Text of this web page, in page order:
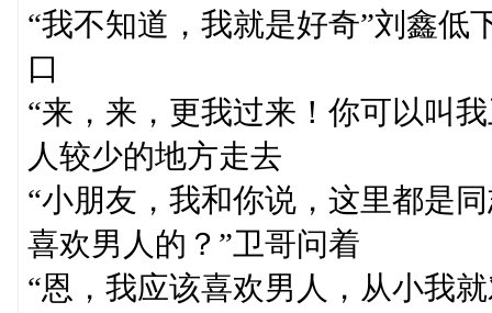
“我不知道，我就是好奇”刘鑫低
口
“来，来，更我过来！你可以叫
人较少的地方走去
“小朋友，我和你说，这里都是
喜欢男人的？”卫哥问着
“恩，我应该喜欢男人，从小我